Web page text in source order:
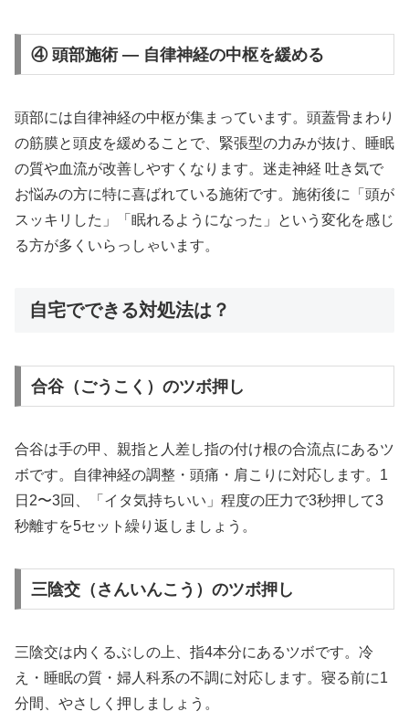
④ 頭部施術 — 自律神経の中枢を緩める
頭部には自律神経の中枢が集まっています。頭蓋骨まわり
の筋膜と頭皮を緩めることで、緊張型の力みが抜け、睡眠
の質や血流が改善しやすくなります。迷走神経 吐き気で
お悩みの方に特に喜ばれている施術です。施術後に「頭が
スッキリした」「眠れるようになった」という変化を感じ
る方が多くいらっしゃいます。
自宅でできる対処法は？
合谷（ごうこく）のツボ押し
合谷は手の甲、親指と人差し指の付け根の合流点にあるツ
ボです。自律神経の調整・頭痛・肩こりに対応します。1
日2〜3回、「イタ気持ちいい」程度の圧力で3秒押して3
秒離すを5セット繰り返しましょう。
三陰交（さんいんこう）のツボ押し
三陰交は内くるぶしの上、指4本分にあるツボです。冷
え・睡眠の質・婦人科系の不調に対応します。寝る前に1
分間、やさしく押しましょう。